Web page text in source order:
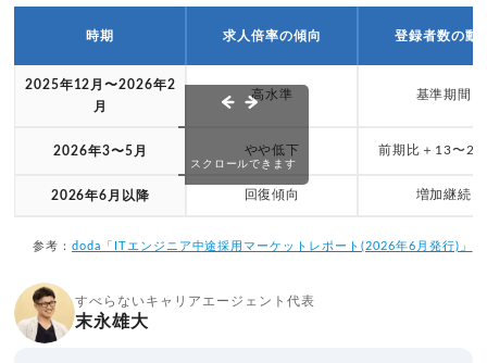
時期 求人倍率の傾向 登録者数の動
2025年12月〜2026年2
月
高水準 基準期間
2026年3〜5月 やや低下 前期比＋13〜
2026年6月以降 回復傾向 増加継続
スクロールできます
参考：doda「ITエンジニア中途採用マーケットレポート(2026年6月発行)」
すべらないキャリアエージェント代表
末永雄大